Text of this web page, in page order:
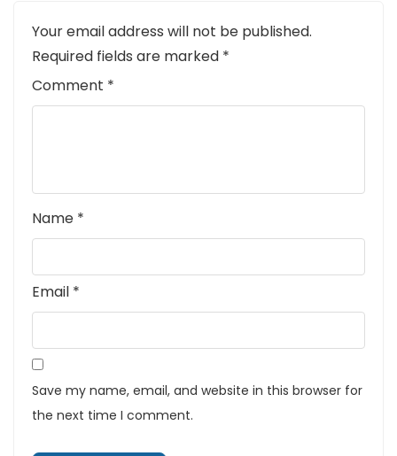
Your email address will not be published.
Required fields are marked *
Comment *
Name *
Email *
Save my name, email, and website in this browser for
the next time I comment.